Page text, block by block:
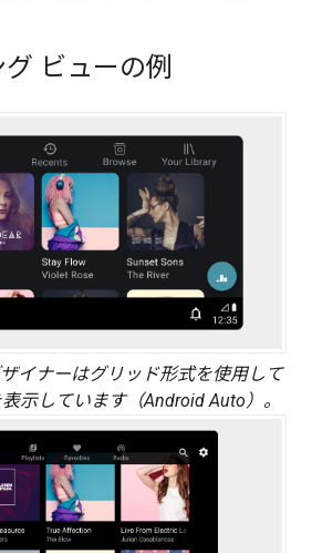
ビューの例
イナーはグリッド形式を使用して
示しています（Android Auto）。